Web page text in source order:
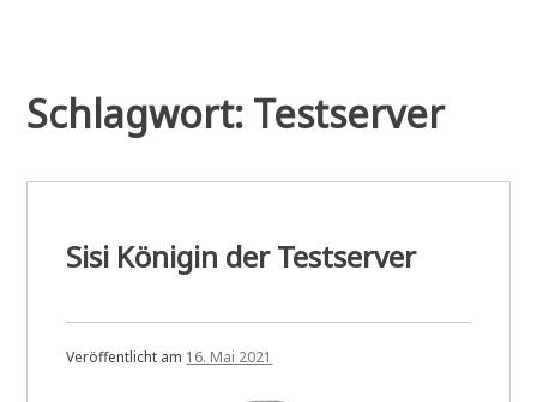
Schlagwort: Testserver
Sisi Königin der Testserver
Veröffentlicht am 16. Mai 2021